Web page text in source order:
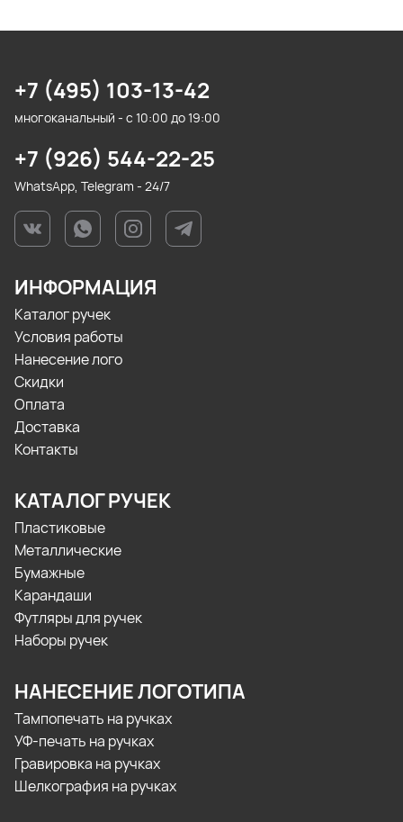
+7 (495) 103-13-42
многоканальный - с 10:00 до 19:00
+7 (926) 544-22-25
WhatsApp, Telegram - 24/7
ИНФОРМАЦИЯ
Каталог ручек
Условия работы
Нанесение лого
Скидки
Оплата
Доставка
Контакты
КАТАЛОГ РУЧЕК
Пластиковые
Металлические
Бумажные
Карандаши
Футляры для ручек
Наборы ручек
НАНЕСЕНИЕ ЛОГОТИПА
Тампопечать на ручках
УФ-печать на ручках
Гравировка на ручках
Шелкография на ручках